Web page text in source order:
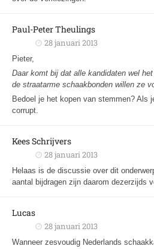
Paul-Peter Theulings
28 januari 2013
Pieter,
Daar komt bij dat alle kandidaten wel
de straatarme schaakbonden willen ze
Bedoel je het kopen van stemmen? Als
corrupt.
Kees Schrijvers
28 januari 2013
Helaas is de discussie over dit
aantal bijdragen zijn daarom dezerzijds
Lucas
28 januari 2013
Wanneer zesvoudig Nederlands